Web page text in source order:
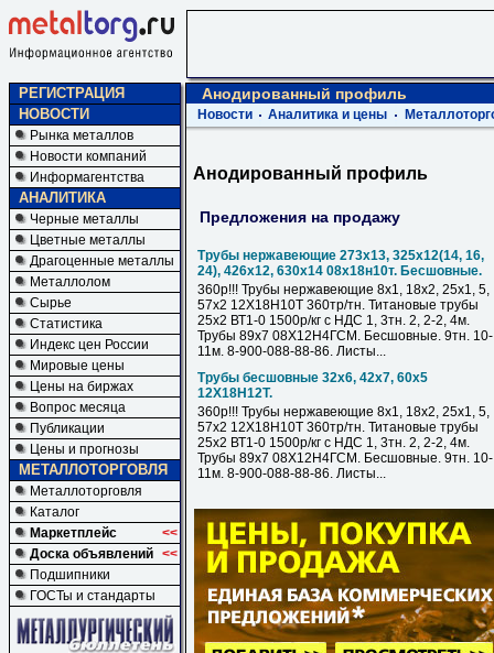
РЕГИСТРАЦИЯ
НОВОСТИ
Рынка металлов
Новости компаний
Информагентства
АНАЛИТИКА
Черные металлы
Цветные металлы
Драгоценные металлы
Металлолом
Сырье
Статистика
Индекс цен России
Мировые цены
Цены на биржах
Вопрос месяца
Публикации
Цены и прогнозы
МЕТАЛЛОТОРГОВЛЯ
Металлоторговля
Каталог
Маркетплейс
<<
Доска объявлений <<
Подшипники
ГОСТы и стандарты
Анодированный профиль
Новости Аналитика и цены
Анодированный профиль
Предложения на продажу
Трубы нержавеющие 273х13, 325х12(14, 16,
24), 426х12, 630х14 08х18н10т. Бесшовные.
360р!!! Трубы нержавеющие 8х1, 18х2, 25х1, 5,
57х2 12Х18Н10Т 360тр/тн. Титановые трубы
25х2 ВТ1-0 1500р/кг с НДС 1, 3тн. 2, 2-2, 4м.
Трубы 89х7 08Х12Н4ГСМ. Бесшовные. 9тн. 10-
11м. 8-900-088-88-86. Листы...
Трубы бесшовные 32х6, 42х7, 60х5
12Х18Н12Т.
360р!!! Трубы нержавеющие 8х1, 18х2, 25х1, 5,
57х2 12Х18Н10Т 360тр/тн. Титановые трубы
25х2 ВТ1-0 1500р/кг с НДС 1, 3тн. 2, 2-2, 4м.
Трубы 89х7 08Х12Н4ГСМ. Бесшовные. 9тн. 10-
11м. 8-900-088-88-86. Листы...